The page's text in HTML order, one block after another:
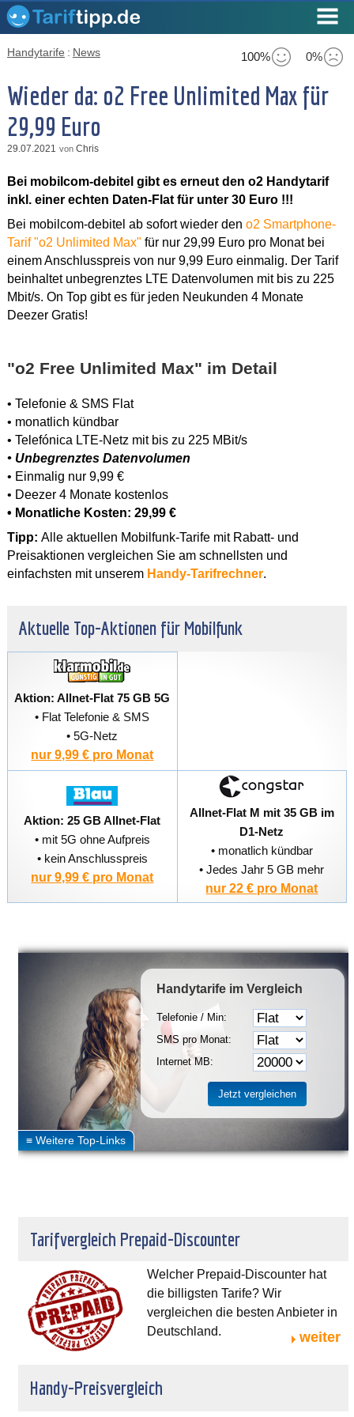
100% 0%
Handytarife : News
Wieder da: o2 Free Unlimited Max für
29,99 Euro
29.07.2021 von Chris
Bei mobilcom-debitel gibt es erneut den o2 Handytarif
inkl. einer echten Daten-Flat für unter 30 Euro !!!
Bei mobilcom-debitel ab sofort wieder den o2 Smartphone-
Tarif "o2 Unlimited Max" für nur 29,99 Euro pro Monat bei
einem Anschlusspreis von nur 9,99 Euro einmalig. Der Tarif
beinhaltet unbegrenztes LTE Datenvolumen mit bis zu 225
Mbit/s. On Top gibt es für jeden Neukunden 4 Monate
Deezer Gratis!
"o2 Free Unlimited Max" im Detail
• Telefonie & SMS Flat
• monatlich kündbar
• Telefónica LTE-Netz mit bis zu 225 MBit/s
• Unbegrenztes Datenvolumen
• Einmalig nur 9,99 €
• Deezer 4 Monate kostenlos
• Monatliche Kosten: 29,99 €
Tipp: Alle aktuellen Mobilfunk-Tarife mit Rabatt- und
Preisaktionen vergleichen Sie am schnellsten und
einfachsten mit unserem Handy-Tarifrechner.
Aktuelle Top-Aktionen für Mobilfunk
Aktion: Allnet-Flat 75 GB 5G
• Flat Telefonie & SMS
• 5G-Netz
nur 9,99 € pro Monat
Aktion: 25 GB Allnet-Flat
• mit 5G ohne Aufpreis
• kein Anschlusspreis
nur 9,99 € pro Monat
Allnet-Flat M mit 35 GB im
D1-Netz
• monatlich kündbar
• Jedes Jahr 5 GB mehr
nur 22 € pro Monat
Handytarife im Vergleich
Telefonie / Min:
SMS pro Monat:
Internet MB:
Tarifvergleich Prepaid-Discounter
Welcher Prepaid-Discounter hat
die billigsten Tarife? Wir
vergleichen die besten Anbieter in
Deutschland.
weiter
Handy-Preisvergleich